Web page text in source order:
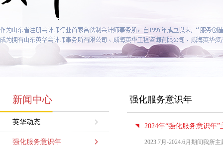
新闻中心
英华动态
强化服务意识年
强化服务意识年
2024年“强化服务意识年
2023.7月-2024.6月期间我所